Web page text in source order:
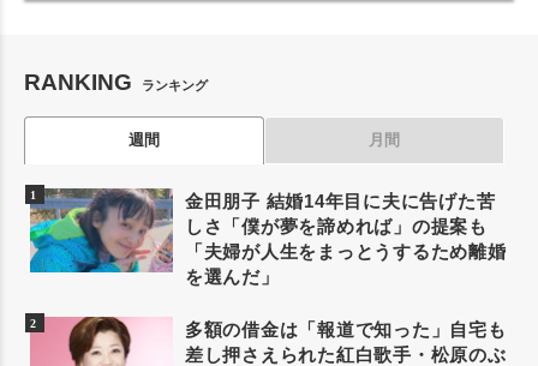
RANKING ランキング
週間 月間
金田朋子 結婚14年目に夫に告げた苦
しさ「僕が夢を諦めれば」の提案も
「夫婦が人生をまっとうするため離婚
を選んだ」
多額の借金は「報道で知った」自宅も
差し押さえられた紅白歌手・松原のぶ